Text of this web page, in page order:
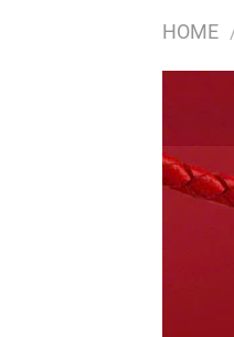
HOME